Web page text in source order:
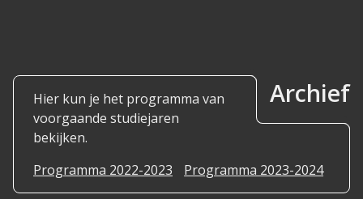
Archief
Hier kun je het programma van
voorgaande studiejaren
bekijken.
Programma 2022-2023
Programma 2023-2024